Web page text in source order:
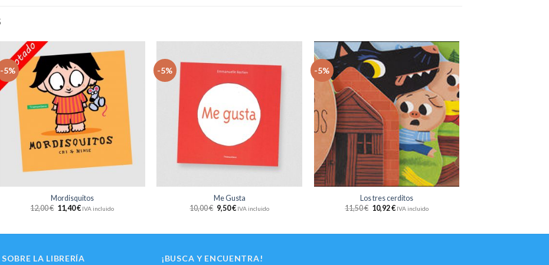
-5%
a la
Mordisquitos
12,00€ 11,40€ IVA incluido
-5%
Añadir
Me Gusta
10,00€ 9,50€ IVA incluido
-5%
Añadir
deseos
Los tres cerditos
11,50€ 10,92€ IVA incluido
SOBRE LA LIBRERÍA ¡BUSCA Y ENCUENTRA!